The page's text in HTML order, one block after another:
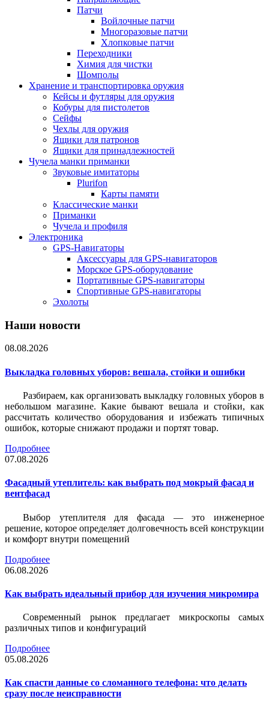
Патчи
Войлочные патчи
Многоразовые патчи
Хлопковые патчи
Переходники
Химия для чистки
Шомполы
Хранение и транспортировка оружия
Кейсы и футляры для оружия
Кобуры для пистолетов
Сейфы
Чехлы для оружия
Ящики для патронов
Ящики для принадлежностей
Чучела манки приманки
Звуковые имитаторы
Plurifon
Карты памяти
Классические манки
Приманки
Чучела и профиля
Электроника
GPS-Навигаторы
Аксессуары для GPS-навигаторов
Морское GPS-оборудование
Портативные GPS-навигаторы
Спортивные GPS-навигаторы
Эхолоты
Наши новости
08.08.2026
Выкладка головных уборов: вешала, стойки и ошибки
Разбираем, как организовать выкладку головных уборов в
небольшом магазине. Какие бывают вешала и стойки, как
рассчитать количество оборудования и избежать типичных
ошибок, которые снижают продажи и портят товар.
Подробнее
07.08.2026
Фасадный утеплитель: как выбрать под мокрый фасад и
вентфасад
Выбор утеплителя для фасада — это инженерное
решение, которое определяет долговечность всей конструкции
и комфорт внутри помещений
Подробнее
06.08.2026
Как выбрать идеальный прибор для изучения микромира
Современный рынок предлагает микроскопы самых
различных типов и конфигураций
Подробнее
05.08.2026
Как спасти данные со сломанного телефона: что делать
сразу после неисправности